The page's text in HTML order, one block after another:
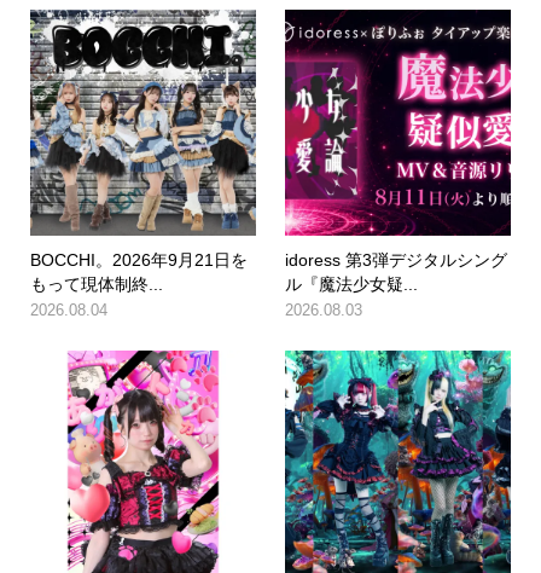
BOCCHI。2026年9月21日を
もって現体制終...
2026.08.04
idoress 第3弾デジタルシング
ル『魔法少女疑...
2026.08.03